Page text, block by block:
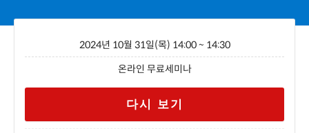
2024년 10월 31일(목) 14:00 ~ 14:30
온라인 무료세미나
다시 보기